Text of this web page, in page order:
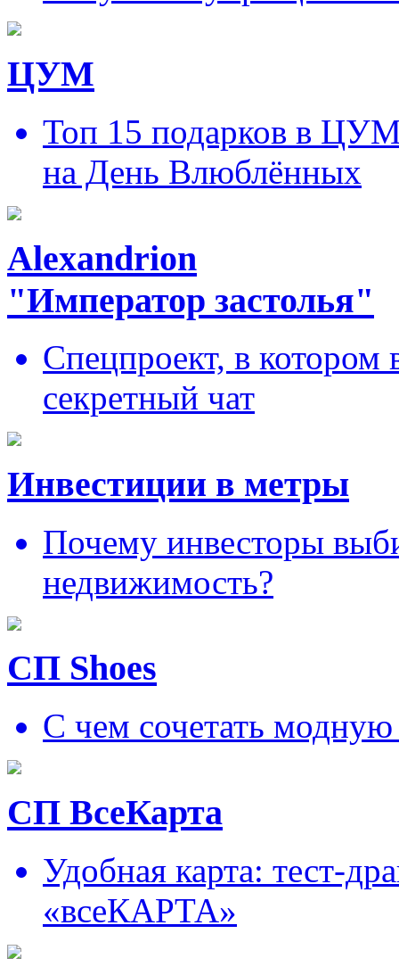
ЦУМ
Топ 15 подарков в
на День Влюблённых
Alexandrion
"Император застолья"
Спецпроект, в котором
секретный чат
Инвестиции в метры
Почему инвесторы
недвижимость?
СП Shoes
С чем сочетать модную
СП ВсеКарта
Удобная карта: тест-
«всеКАРТА»